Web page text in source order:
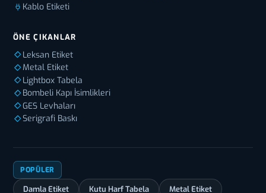
Kablo Etiketi
ÖNE ÇIKANLAR
Leksan Etiket
Metal Etiket
Lightbox Tabela
Bombeli Kapı İsimlikleri
GES Levhaları
Serigrafi Baskı
POPÜLER
Damla Etiket Kutu Harf Tabela Metal Etiket